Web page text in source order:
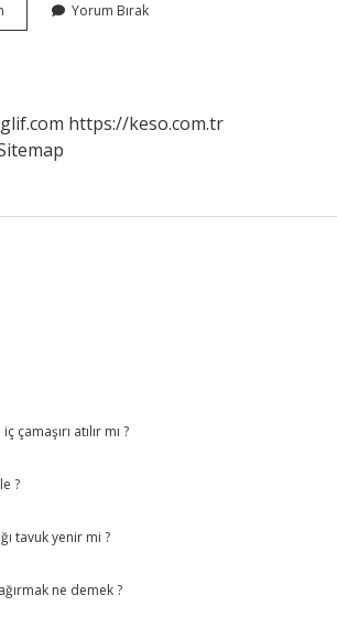
Neden
Yorum Bırak
https://keso.com.tr
çamaşırı atılır mı ?
?
tavuk yenir mi ?
ne demek ?